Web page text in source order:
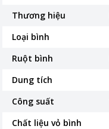
Thương hiệu
Loại bình
Ruột bình
Dung tích
Công suất
Chất liệu vỏ bình